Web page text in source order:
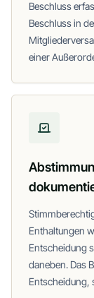
Beschluss
Beschluss in
einer
Enthaltungen
Entscheidung
daneben. Das
Entscheidung,